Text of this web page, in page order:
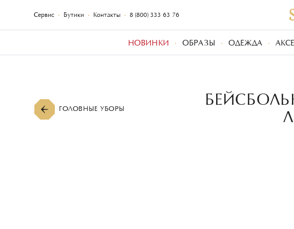
Сервис Бутики Контакты 8 (800) 333-63-76
НОВИНКИ ОБРАЗЫ ОДЕЖДА
ГОЛОВНЫЕ УБОРЫ